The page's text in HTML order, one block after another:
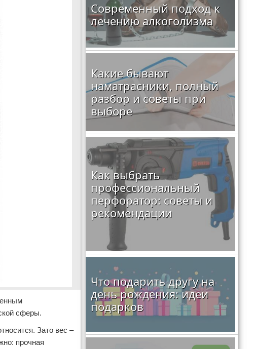
сферы.
Зато вес –
прочная
Современный подход к
лечению алкоголизма
Какие бывают
наматрасники, полный
разбор и советы при
выборе
Как выбрать
профессиональный
перфоратор: советы и
рекомендации
Что подарить другу на
день рождения: идеи
подарков